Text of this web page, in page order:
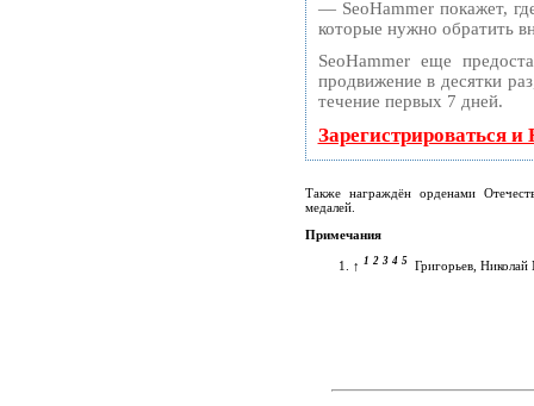
— SeoHammer покажет,
которые нужно обратить
SeoHammer еще
продвижение в десятки
течение первых 7 дней.
Зарегистрироваться
Также награждён орденами
медалей.
Примечания
↑ 1 2 3 4 5 Григорьев,